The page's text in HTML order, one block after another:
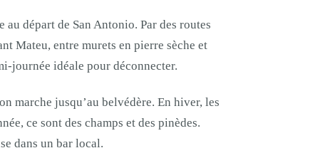
départ de San Antonio. Par des routes
Mateu, entre murets en pierre sèche et
journée idéale pour déconnecter.
marche jusqu’au belvédère. En hiver, les
ce sont des champs et des pinèdes.
dans un bar local.